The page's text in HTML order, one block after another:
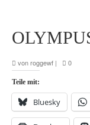
vonroggewf | 0
Teile mit:
Bluesky